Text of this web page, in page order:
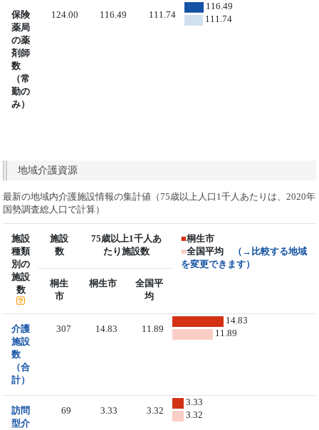
保険
薬局
の薬
剤師
数
（常
勤の
み）
124.00 116.49 111.74
116.49
111.74
地域介護資源
最新の地域内介護施設情報の集計値（75歳以上人口1千人あたりは、2020年
国勢調査総人口で計算）
施設
種類
別の
施設
数
施設
数
75歳以上1千人あ
たり施設数
■桐生市
■全国平均
（→比較する地域
を変更できます）
桐生
市
桐生市
全国平
均
介護
施設
数
（合
計）
307 14.83 11.89
14.83
11.89
訪問
型介
69 3.33 3.32
3.33
3.32